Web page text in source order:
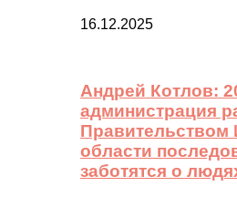
16.12.2025
Андрей Котлов:
администрация
Правительством
области
заботятся о